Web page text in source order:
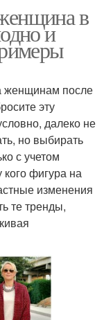
в
и
женщинам после
эту
далеко не
но выбирать
с учетом
фигура на
изменения
те тренды,